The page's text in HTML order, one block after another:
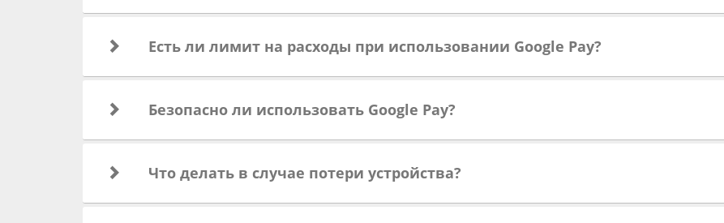
Есть ли лимит на расходы при использовании Google Pay?
Безопасно ли использовать Google Pay?
Что делать в случае потери устройства?